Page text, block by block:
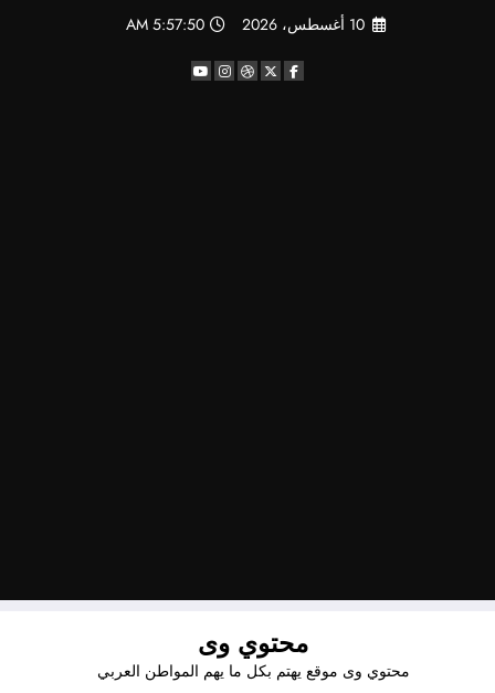
10 أغسطس، 2026 5:57:50 AM
محتوي وى
محتوي وى موقع يهتم بكل ما يهم المواطن العربي